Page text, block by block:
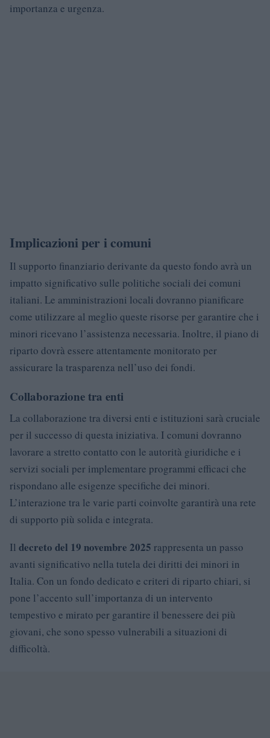
importanza e urgenza.
Implicazioni per i comuni
Il supporto finanziario derivante da questo fondo avrà un
impatto significativo sulle politiche sociali dei comuni
italiani. Le amministrazioni locali dovranno pianificare
come utilizzare al meglio queste risorse per garantire che i
minori ricevano l’assistenza necessaria. Inoltre, il piano di
riparto dovrà essere attentamente monitorato per
assicurare la trasparenza nell’uso dei fondi.
Collaborazione tra enti
La collaborazione tra diversi enti e istituzioni sarà cruciale
per il successo di questa iniziativa. I comuni dovranno
lavorare a stretto contatto con le autorità giuridiche e i
servizi sociali per implementare programmi efficaci che
rispondano alle esigenze specifiche dei minori.
L’interazione tra le varie parti coinvolte garantirà una rete
di supporto più solida e integrata.
Il decreto del 19 novembre 2025 rappresenta un passo
avanti significativo nella tutela dei diritti dei minori in
Italia. Con un fondo dedicato e criteri di riparto chiari, si
pone l’accento sull’importanza di un intervento
tempestivo e mirato per garantire il benessere dei più
giovani, che sono spesso vulnerabili a situazioni di
difficoltà.